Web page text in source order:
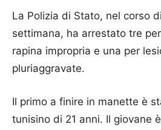
La Polizia di Stato, nel corso
settimana, ha arrestato tre
rapina impropria e una per
pluriaggravate.
Il primo a finire in manette è
tunisino di 21 anni. Il giovane